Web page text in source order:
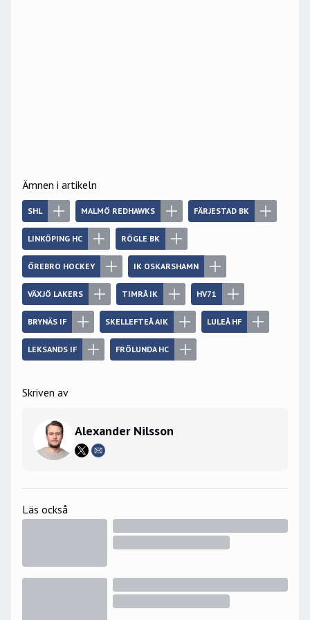
Ämnen i artikeln
SHL MALMÖ REDHAWKS FÄRJESTAD BK
LINKÖPING HC RÖGLE BK
ÖREBRO HOCKEY IK OSKARSHAMN
VÄXJÖ LAKERS TIMRÅ IK HV71
BRYNÄS IF SKELLEFTEÅ AIK LULEÅ HF
LEKSANDS IF FRÖLUNDA HC
Skriven av
Alexander Nilsson
Läs också